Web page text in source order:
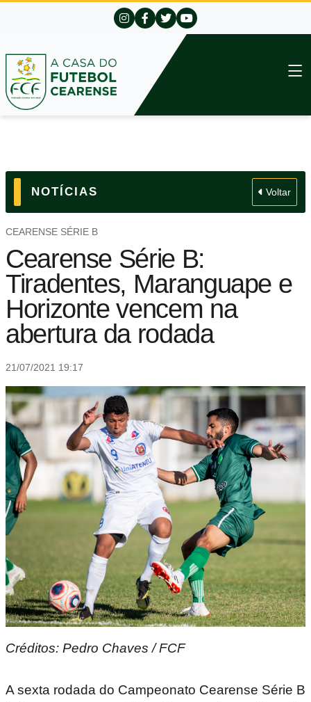
NOTÍCIAS Voltar
CEARENSE SÉRIE B
Cearense Série B:
Tiradentes, Maranguape e
Horizonte vencem na
abertura da rodada
21/07/2021 19:17
Créditos: Pedro Chaves / FCF
A sexta rodada do Campeonato Cearense Série B